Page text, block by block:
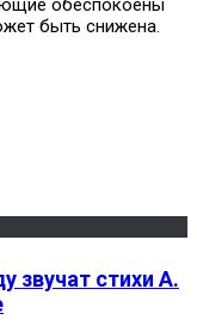
обеспокоены
быть снижена.
звучат стихи А.